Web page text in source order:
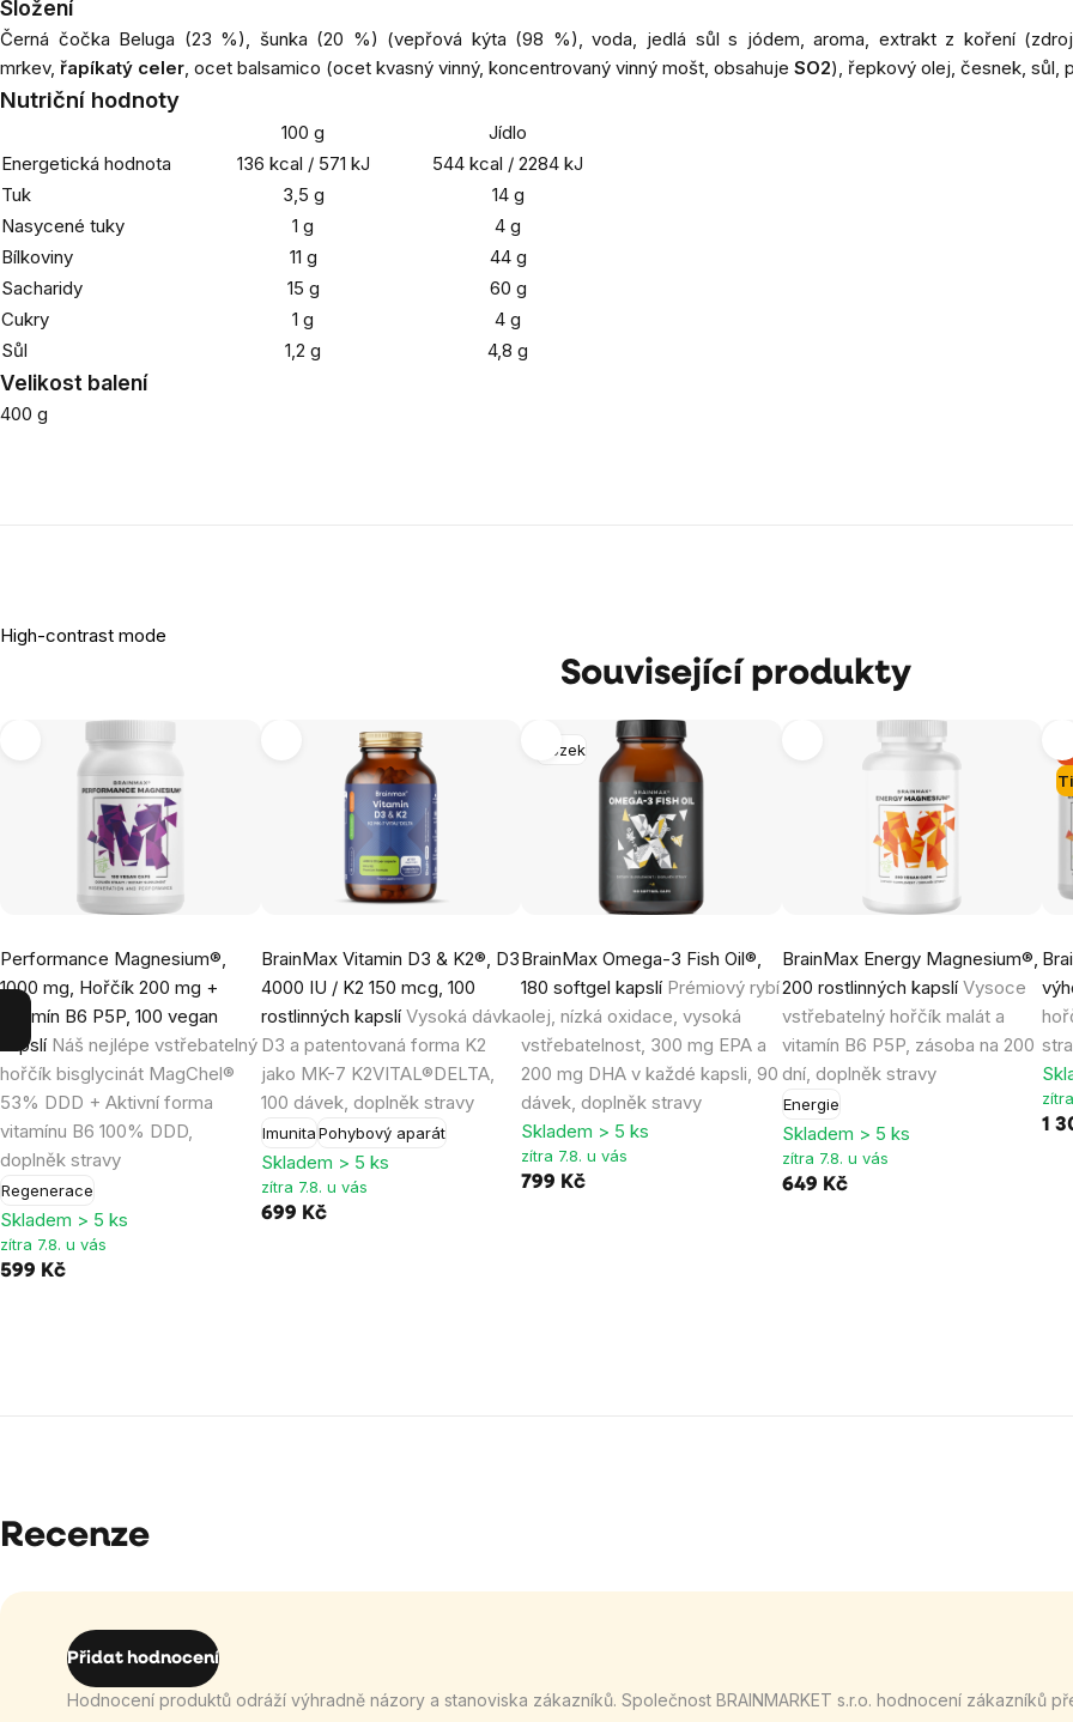
Složení
Černá čočka Beluga (23 %), šunka (20 %) (vepřová kýta (98 %), voda, jedlá sůl s jódem, aroma, extrakt z koření
mrkev, řapíkatý celer, ocet balsamico (ocet kvasný vinný, koncentrovaný vinný mošt, obsahuje SO2), řepkový olej, česnek, sůl,
Nutriční hodnoty
100 g
Jídlo
Energetická hodnota
136 kcal / 571 kJ
544 kcal / 2284 kJ
Tuk
3,5 g
14 g
Nasycené tuky
1 g
4 g
Bílkoviny
11 g
44 g
Sacharidy
15 g
60 g
Cukry
1 g
4 g
Sůl
1,2 g 4,8 g
Velikost balení
400 g
High-contrast mode
Související produkty
Performance Magnesium®,
1000 mg, Hořčík 200 mg +
Vitamín B6 P5P, 100 vegan
kapslí Náš nejlépe vstřebatelný
hořčík bisglycinát MagChel®
53% DDD + Aktivní forma
vitamínu B6 100% DDD,
doplněk stravy
Regenerace
Skladem > 5 ks
zítra 7.8. u vás
599 Kč
BrainMax Vitamin D3 & K2®, D3
4000 IU / K2 150 mcg, 100
rostlinných kapslí Vysoká dávka
D3 a patentovaná forma K2
jako MK-7 K2VITAL®DELTA,
100 dávek, doplněk stravy
ImunitaPohybový aparát
Skladem > 5 ks
zítra 7.8. u vás
699 Kč
Mozek
BrainMax Omega-3 Fish Oil®,
180 softgel kapslí Prémiový rybí
olej, nízká oxidace, vysoká
vstřebatelnost, 300 mg EPA a
200 mg DHA v každé kapsli, 90
dávek, doplněk stravy
Skladem > 5 ks
zítra 7.8. u vás
799 Kč
BrainMax Energy Magnesium®,
200 rostlinných kapslí Vysoce
vstřebatelný hořčík malát a
vitamín B6 P5P, zásoba na 200
dní, doplněk stravy
Energie
Skladem > 5 ks
zítra 7.8. u vás
649 Kč
1
Recenze
Přidat hodnocení
Hodnocení produktů odráží výhradně názory a stanoviska zákazníků. Společnost BRAINMARKET s.r.o. hodnocení zákazníků